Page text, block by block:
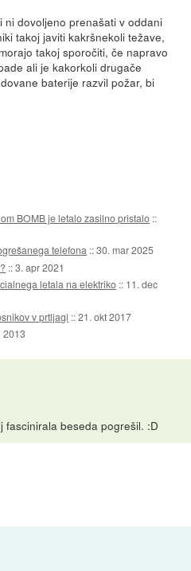
ni dovoljeno prenašati v oddani
takoj javiti kakršnekoli težave,
takoj sporočiti, če napravo
ali je kakorkoli drugače
baterije razvil požar, bi
BOMB je letalo zasilno pristalo ::
telefona ::30. mar 2025
::3. apr 2021
letala na elektriko :: 11. dec
v prtljagi ::21. okt 2017
2013
fascinirala beseda pogrešil. :D